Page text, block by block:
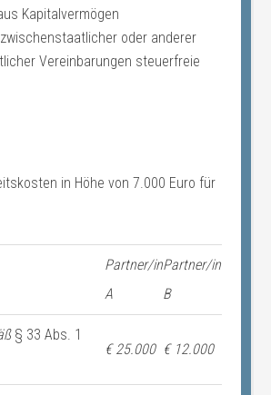
Kapitalvermögen
oder anderer
Vereinbarungen steuerfreie
in Höhe von 7.000 Euro für
Partner/in
A
Partner/in
B
§ 33 Abs. 1
€ 25.000 € 12.000